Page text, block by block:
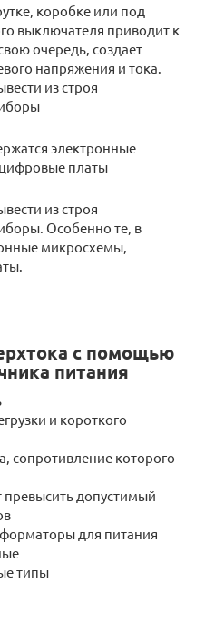
коробке или под
выключателя приводит к
очередь, создает
напряжения и тока.
из строя
электронные
платы
из строя
Особенно те, в
микросхемы,
с помощью
питания
и короткого
сопротивление которого
допустимый
для питания
типы